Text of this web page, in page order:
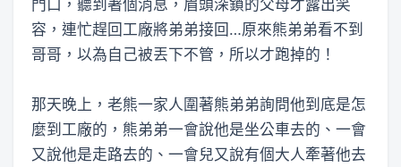
門口，聽到著個消息，眉頭深鎖的父母才露出笑
容，連忙趕回工廠將弟弟接回…原來熊弟弟看不到
哥哥，以為自己被丟下不管，所以才跑掉的！
那天晚上，老熊一家人圍著熊弟弟詢問他到底是怎
麼到工廠的，熊弟弟一會說他是坐公車去的、一會
又說他是走路去的、一會兒又說有個大人牽著他去